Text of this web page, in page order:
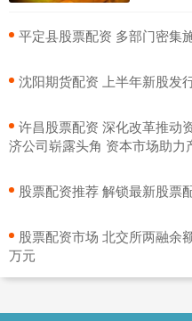
平定县股票配资 多部门密集
沈阳期货配资 上半年新股发
许昌股票配资 深化改革推动
济公司崭露头角 资本市场助力
股票配资推荐 解锁最新股票
股票配资市场 北交所两融余
万元